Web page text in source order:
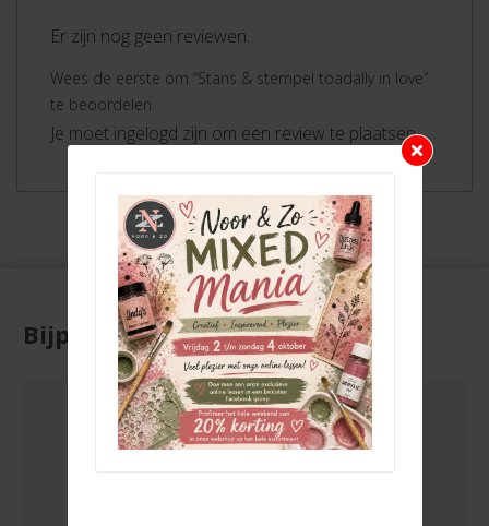
Er zijn nog geen reviewen.
Wees de eerste om “Stans & stempel toadally in love”
te beoordelen
Je moet ingelogd zijn om een review te plaatsen.
Bijpassende producten